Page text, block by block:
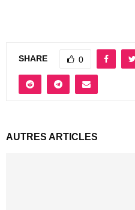
SHARE 0
AUTRES ARTICLES